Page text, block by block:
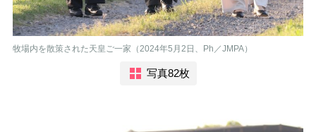
牧場内を散策された天皇ご一家（2024年5月2日、Ph／JMPA）
写真82枚